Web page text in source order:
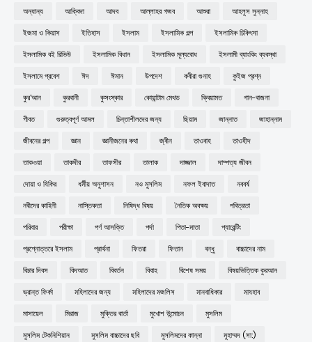
অন্যান্য
আক্বিদা আদব আল্লাহর গজব আশুরা
আহলুস সুন্নাহ
ইজমা ও কিয়াস
ইতিহাস ইসলাম ইসলামিক গল্প
ইসলামিক চিকিৎসা
ইসলামিক বই রিভিউ
ইসলামিক বিধান ইসলামিক মূল্যবোধ
ইসলামী ব্যাংকিং ব্যবস্থা
ইসলামে প্রবেশ
ঈদ ঈমান উপদেশ কবীরা গুনাহ
কুইজ প্রশ্ন
কুর'আন
কুরবানী কুসংস্কার কোয়ান্টাম মেথড ক্বিয়ামত
গান-বাজনা
গীবত
গুরুত্বপূর্ণ আমল চিন্তাশীলদের জন্য ছিয়াম জান্নাত
জাহান্নাম
জীবনের গল্প
জ্ঞান জ্ঞানীজনের কথা জ্বীন তাওবাহ
তাওহীদ
তাকওয়া
তাকদীর তাফসীর তালাক দাজ্জাল
দাম্পত্য জীবন
দোয়া ও যিকির
ধর্মীয় অনুশাসন নও মুসলিম নফল ইবাদাত
নববর্ষ
নবীদের কাহিনী
নাস্তিকতা নিষিদ্ধ বিষয় নৈতিক অবক্ষয়
পবিত্রতা
পরিবার
পরীক্ষা পর্ণ আসক্তি পর্দা পিতা-মাতা
প্যারেন্টিং
প্রশ্নোত্তরে ইসলাম
প্রার্থনা ফিতরা ফিতান বন্ধু
বাচ্চাদের নাম
বিচার দিবস
বিদআত বিবর্তন বিবাহ বিশেষ সময়
বিষয়ভিত্তিক কুরআন
ভ্রান্ত ফির্কা
মহিলাদের জন্য মহিলাদের মজলিস মানবাধিকার
মাযহাব
মাসায়েল
মিরাজ মুক্তির বার্তা মুখোশ উন্মোচন
মুসলিম
মুসলিম টেকনিশিয়ান
মুসলিম বাচ্চাদের ছবি মুসলিমদের কান্না
মুহাম্মদ (সা:)